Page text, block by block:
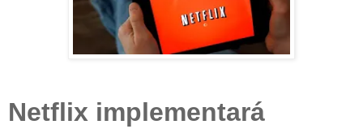
Netflix implementará